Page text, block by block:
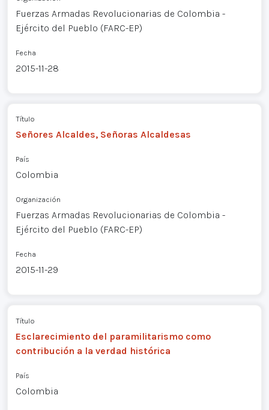
Fuerzas Armadas Revolucionarias de Colombia -
Ejército del Pueblo (FARC-EP)
Fecha
2015-11-28
Título
Señores Alcaldes, Señoras Alcaldesas
País
Colombia
Organización
Fuerzas Armadas Revolucionarias de Colombia -
Ejército del Pueblo (FARC-EP)
Fecha
2015-11-29
Título
Esclarecimiento del paramilitarismo como
contribución a la verdad histórica
País
Colombia